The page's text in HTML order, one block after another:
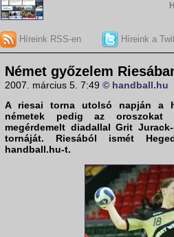
Híreink RSS-en Híreink a
Német győzelem
2007. március 5. 7:49 © handball.hu
A riesai torna utolsó napján a
németek pedig az
megérdemelt diadallal Grit
tornáját. Riesából ismét
handball.hu-t.